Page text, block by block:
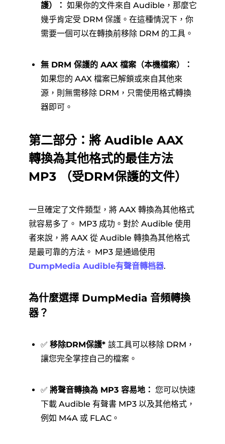
護）： 如果你的文件來自 Audible，那麼它
幾乎肯定受 DRM 保護。在這種情況下，你
需要一個可以在轉換前移除 DRM 的工具。
無 DRM 保護的 AAX 檔案（本機檔案）：
如果您的 AAX 檔案已解鎖或來自其他來
源，則無需移除 DRM，只需使用格式轉換
器即可。
第二部分：將 Audible AAX
轉換為其他格式的最佳方法
MP3 （受DRM保護的文件）
一旦確定了文件類型，將 AAX 轉換為其他格式
就容易多了。 MP3 成功。對於 Audible 使用
者來說，將 AAX 從 Audible 轉換為其他格式
是最可靠的方法。 MP3 是通過使用
DumpMedia Audible有聲音轉档器.
為什麼選擇 DumpMedia 音頻轉換
器？
✅ 移除DRM保護* 該工具可以移除 DRM，
讓您完全掌控自己的檔案。
✅ 將聲音轉換為 MP3 容易地： 您可以快速
下載 Audible 有聲書 MP3 以及其他格式，
例如 M4A 或 FLAC。